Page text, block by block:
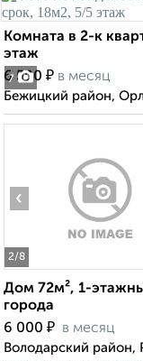
7
Комната в 2-к
этаж
6 500 ₽ в месяц
Бежицкий район,
2/8
‹
Дом 72м², 1-
города
6 000 ₽ в месяц
Володарский район,